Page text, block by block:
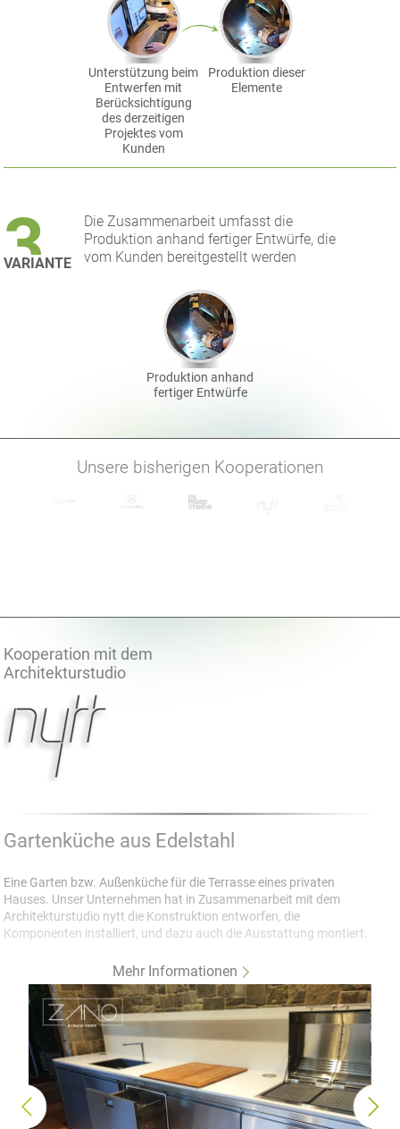
Unterstützung beim
Entwerfen mit
Berücksichtigung
des derzeitigen
Projektes vom
Kunden
Produktion dieser
Elemente
3
VARIANTE
Die Zusammenarbeit umfasst die
Produktion anhand fertiger Entwürfe, die
vom Kunden bereitgestellt werden
Produktion anhand
fertiger Entwürfe
Unsere bisherigen Kooperationen
Kooperation mit dem
Architekturstudio
Gartenküche aus Edelstahl
Eine Garten bzw. Außenküche für die Terrasse eines privaten
Hauses. Unser Unternehmen hat in Zusammenarbeit mit dem
Architekturstudio nytt die Konstruktion entworfen, die
Komponenten installiert, und dazu auch die Ausstattung montiert.
>Konstruktion ist komplett aus Edelstahl
>Küchenarbeitsplatte wurde aus Kerrock gefertigt, einem
Verbundwerkstoff
>Schubladen der Firma Hettich sind aus Edelstahl, Glas und
hochqualitativen Kompositwerkstoffen
Die Küchenarbeitsplatte, sowie die Wand hinter der Küche sind
beleuchtet und verleihen der ganzen Küche einen besonderen
Look.
Mehr Informationen